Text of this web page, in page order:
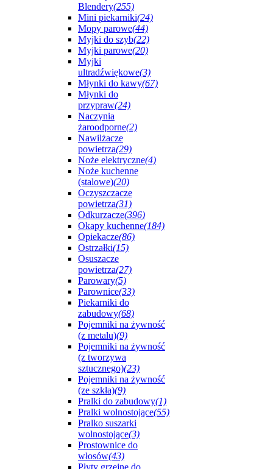
Blendery(255)
Mini piekarniki(24)
Mopy parowe(44)
Myjki do szyb(22)
Myjki parowe(20)
Myjki
ultradźwiękowe(3)
Młynki do kawy(67)
Młynki do
przypraw(24)
Naczynia
żaroodporne(2)
Nawilżacze
powietrza(29)
Noże elektryczne(4)
Noże kuchenne
(stalowe)(20)
Oczyszczacze
powietrza(31)
Odkurzacze(396)
Okapy kuchenne(184)
Opiekacze(86)
Ostrzałki(15)
Osuszacze
powietrza(27)
Parowary(5)
Parownice(33)
Piekarniki do
zabudowy(68)
Pojemniki na żywność
(z metalu)(9)
Pojemniki na żywność
(z tworzywa
sztucznego)(23)
Pojemniki na żywność
(ze szkła)(9)
Pralki do zabudowy(1)
Pralki wolnostojące(55)
Pralko suszarki
wolnostojące(3)
Prostownice do
włosów(43)
Płyty grzejne do